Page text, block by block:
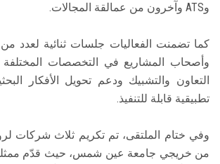
وATS وآخرون من عمالقة المجالات.
كما تضمنت الفعاليات جلسات ثنائية لعدد
وأصحاب المشاريع في التخصصات
التعاون والتشبيك ودعم تحويل الأفكار
تطبيقية قابلة للتنفيذ.
وفي ختام الملتقى، تم تكريم ثلاث شركات
من خريجي جامعة عين شمس، حيث قدّم